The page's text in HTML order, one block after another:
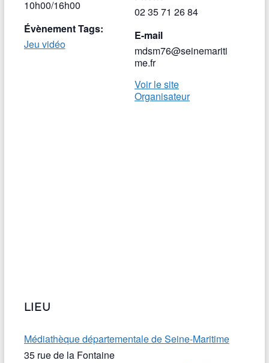
10h00/16h00
Évènement Tags:
Jeu vidéo
02 35 71 26 84
E-mail
mdsm76@seinemariti
me.fr
Voir le site
Organisateur
LIEU
Médiathèque départementale de Seine-Maritime
35 rue de la Fontaine